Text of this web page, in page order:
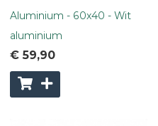
Aluminium - 60x40 - Wit
aluminium
€ 59,90